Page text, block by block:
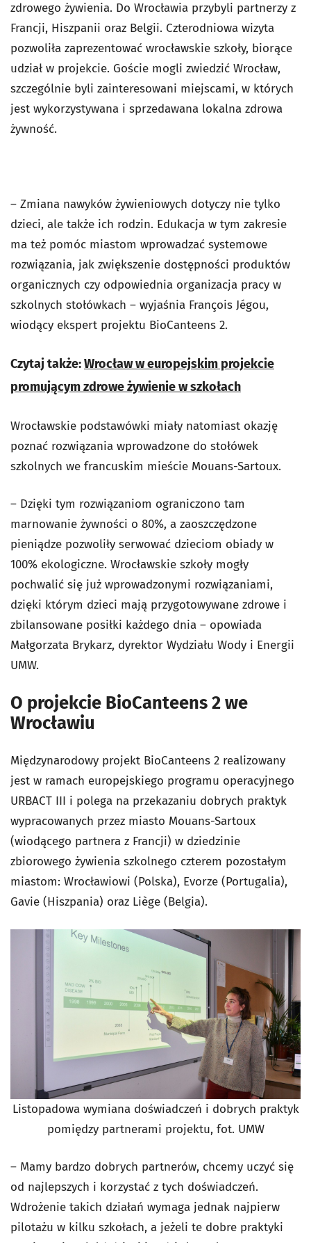
zdrowego żywienia. Do Wrocławia przybyli partnerzy z
Francji, Hiszpanii oraz Belgii. Czterodniowa wizyta
pozwoliła zaprezentować wrocławskie szkoły, biorące
udział w projekcie. Goście mogli zwiedzić Wrocław,
szczególnie byli zainteresowani miejscami, w których
jest wykorzystywana i sprzedawana lokalna zdrowa
żywność.
– Zmiana nawyków żywieniowych dotyczy nie tylko
dzieci, ale także ich rodzin. Edukacja w tym zakresie
ma też pomóc miastom wprowadzać systemowe
rozwiązania, jak zwiększenie dostępności produktów
organicznych czy odpowiednia organizacja pracy w
szkolnych stołówkach – wyjaśnia François Jégou,
wiodący ekspert projektu BioCanteens 2.
Czytaj także:Wrocław w europejskim projekcie
promującym zdrowe żywienie w szkołach
Wrocławskie podstawówki miały natomiast okazję
poznać rozwiązania wprowadzone do stołówek
szkolnych we francuskim mieście Mouans-Sartoux.
– Dzięki tym rozwiązaniom ograniczono tam
marnowanie żywności o 80%, a zaoszczędzone
pieniądze pozwoliły serwować dzieciom obiady w
100% ekologiczne. Wrocławskie szkoły mogły
pochwalić się już wprowadzonymi rozwiązaniami,
dzięki którym dzieci mają przygotowywane zdrowe i
zbilansowane posiłki każdego dnia – opowiada
Małgorzata Brykarz, dyrektor Wydziału Wody i Energii
UMW.
O projekcie BioCanteens 2 we
Wrocławiu
Międzynarodowy projekt BioCanteens 2 realizowany
jest w ramach europejskiego programu operacyjnego
URBACT III i polega na przekazaniu dobrych praktyk
wypracowanych przez miasto Mouans-Sartoux
(wiodącego partnera z Francji) w dziedzinie
zbiorowego żywienia szkolnego czterem pozostałym
miastom: Wrocławiowi (Polska), Evorze (Portugalia),
Gavie (Hiszpania) oraz Liège (Belgia).
Listopadowa wymiana doświadczeń i dobrych praktyk
pomiędzy partnerami projektu, fot. UMW
– Mamy bardzo dobrych partnerów, chcemy uczyć się
od najlepszych i korzystać z tych doświadczeń.
Wdrożenie takich działań wymaga jednak najpierw
pilotażu w kilku szkołach, a jeżeli te dobre praktyki